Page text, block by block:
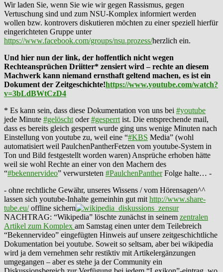
Wir laden Sie, wenn Sie wie wir gegen Rassismus, gegen
Vertuschung sind und zum NSU-Komplex informiert werden
wollen bzw. kontrovers diskutieren möchten zu einer speziell hierfür
eingerichteten Gruppe unter
https://www.facebook.com/groups/nsu.prozess/herzlich ein.
Und hier nun der link, der hoffentlich nicht wegen
Rechteansprüchen Driitter* zensiert wird – rechte an diesem
Machwerk kann niemand ernsthaft geltend machen, es ist ein
Dokument der Zeitgeschichte!https://www.youtube.com/watch?
v=3bLdBWtCzD4
* Es kann sein, dass diese Dokumentation von uns bei #youtube
jede Minute #gelöscht oder#gesperrt ist. Die entsprechende mail,
dass es bereits gleich gesperrt wurde ging uns wenige Minuten nach
Einstellung von youtube zu, weil eine “#KBS Media” (wohl
automatisiert weil PaulchenPantherFetzen vom youtube-System in
Ton und Bild festgestellt worden waren) Ansprüche erhoben hätte
weil sie wohl Rechte an einer von den Machern des
“#bekennervideo” verwursteten #PaulchenPantherFolge halte… -
- ohne rechtliche Gewähr, unseres Wissens / vom Hörensagen^^
lassen sich youtube-Inhalte gemeinhin gut mit http://www.share-
tube.eu/offline sichern
NACHTRAG: “Wikipedia” löschte zunächst in seinem zentralen
Artikel zum Komplex am Samstag einen unter dem Teilebreich
“Bekennervideo” eingefügten Hinweis auf unsere zeitgeschichtliche
Dokumentation bei youtube. Soweit so seltsam, aber bei wikipedia
wird ja dem vernehmen sehr restiktiv mit Artikelergänzungen
umgegangen – aber es stehe ja der Community ein